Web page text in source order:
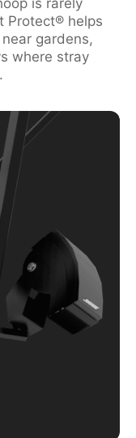
Protect® helps
gardens,
where stray